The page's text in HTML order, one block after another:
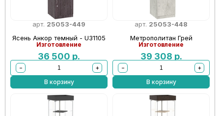
арт. 25053-449
Ясень Анкор темный - U31105
Изготовление
36 500 р.
−
+
В корзину
арт. 25053-448
Метрополитан Грей
Изготовление
39 308 р.
−
+
В корзину